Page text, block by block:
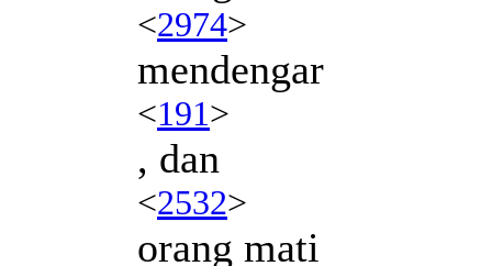
<2974>
mendengar
<191>
, dan
<2532>
orang mati